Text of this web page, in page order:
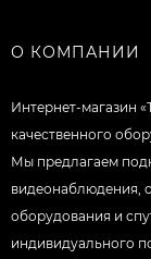
О КОМПАНИИ
Интернет-магазин
качественного
Мы предлагаем
видеонаблюдения,
оборудования и
индивидуального